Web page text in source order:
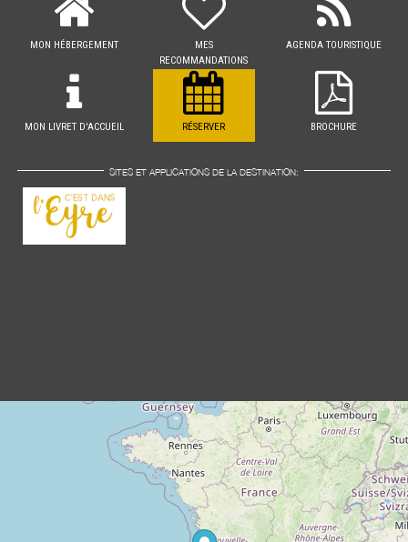
MON HÉBERGEMENT
MES
RECOMMANDATIONS
AGENDA TOURISTIQUE
MON LIVRET D'ACCUEIL RÉSERVER BROCHURE
SITES ET APPLICATIONS DE LA DESTINATION: